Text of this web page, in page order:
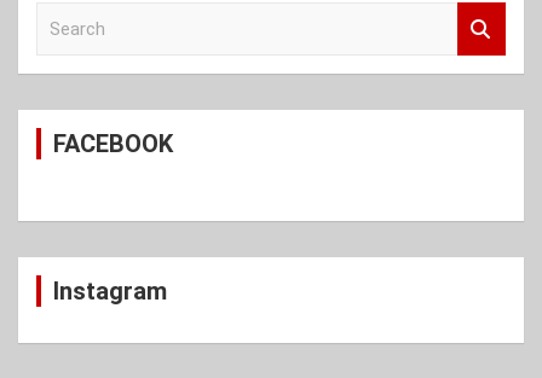
c
FACEBOOK
Instagram